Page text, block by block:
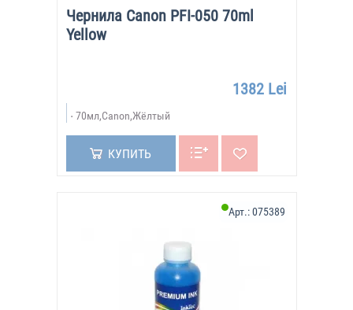
Чернила Canon PFI-050 70ml
Yellow
1382 Lei
70мл,Canon,Жёлтый
КУПИТЬ
Арт.:075389